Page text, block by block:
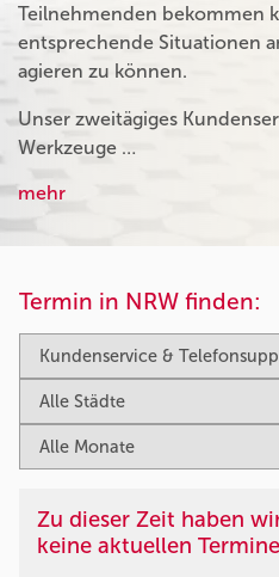
Teilnehmenden bekommen
entsprechende Situationen
agieren zu können.
Unser zweitägiges
Werkzeuge …
mehr
Termin in NRW finden:
Zu dieser Zeit haben
keine aktuellen